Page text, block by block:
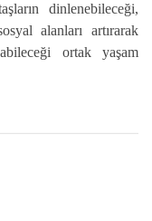
dinlenebileceği,
alanları artırarak
ortak yaşam